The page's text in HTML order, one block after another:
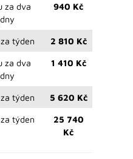
za dva
940 Kč
týden 2 810 Kč
za dva
1 410 Kč
týden 5 620 Kč
týden
25 740
Kč